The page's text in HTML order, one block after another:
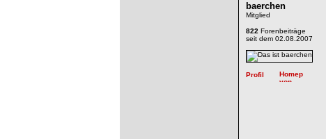
baerchen
Mitglied
822 Forenbeiträge
seit dem 02.08.2007